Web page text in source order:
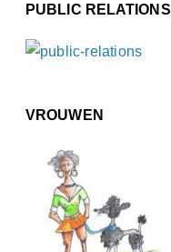
PUBLIC RELATIONS
VROUWEN